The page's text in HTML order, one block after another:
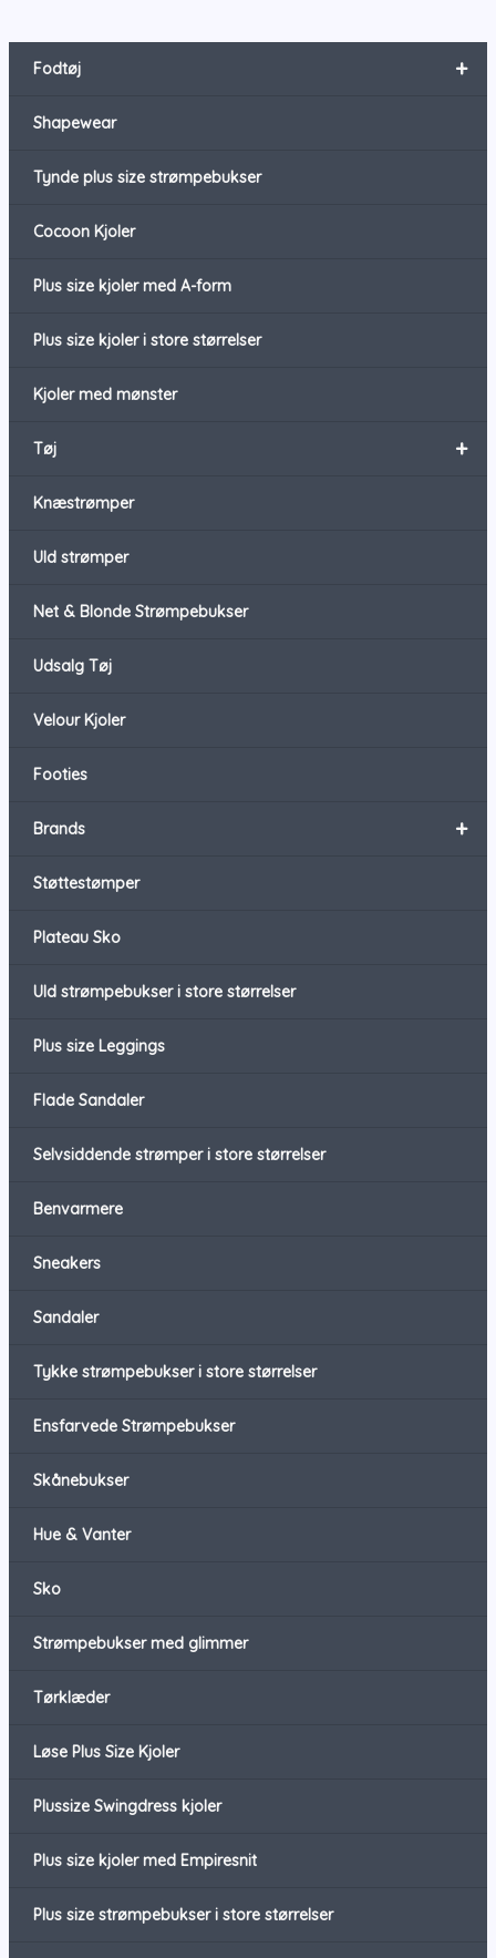
+
Fodtøj
Shapewear
Tynde plus size strømpebukser
Cocoon Kjoler
Plus size kjoler med A-form
Plus size kjoler i store størrelser
Kjoler med mønster
+
Tøj
Knæstrømper
Uld strømper
Net & Blonde Strømpebukser
Udsalg Tøj
Velour Kjoler
Footies
+
Brands
Støttestømper
Plateau Sko
Uld strømpebukser i store størrelser
Plus size Leggings
Flade Sandaler
Selvsiddende strømper i store størrelser
Benvarmere
Sneakers
Sandaler
Tykke strømpebukser i store størrelser
Ensfarvede Strømpebukser
Skånebukser
Hue & Vanter
Sko
Strømpebukser med glimmer
Tørklæder
Løse Plus Size Kjoler
Plussize Swingdress kjoler
Plus size kjoler med Empiresnit
Plus size strømpebukser i store størrelser